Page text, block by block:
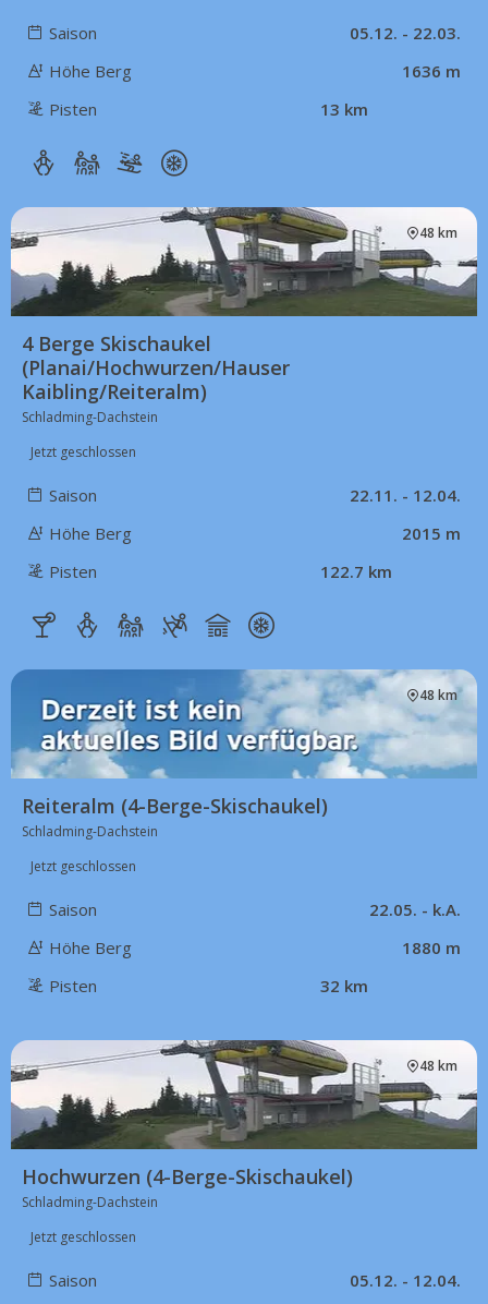
Saison
05.12. - 22.03.
Höhe Berg
1636 m
Pisten
13 km
48 km
4 Berge Skischaukel
(Planai/Hochwurzen/Hauser
Kaibling/Reiteralm)
Schladming-Dachstein
Jetzt geschlossen
Saison
22.11. - 12.04.
Höhe Berg
2015 m
Pisten
122.7 km
48 km
Reiteralm (4-Berge-Skischaukel)
Schladming-Dachstein
Jetzt geschlossen
Saison
22.05. - k.A.
Höhe Berg
1880 m
Pisten
32 km
48 km
Hochwurzen (4-Berge-Skischaukel)
Schladming-Dachstein
Jetzt geschlossen
Saison 05.12. - 12.04.